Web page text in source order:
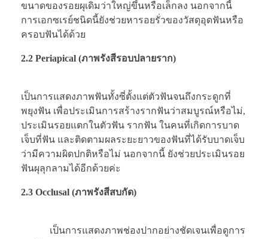
ขนาดของรอยผุเดิมว่าใหญ่ขึ้นหรือเล็กลง นอกจากนี้
การเอกซเรย์ชนิดนี้ยังช่วยหารอยรั่วของวัสดุอุดฟันหรือ
ครอบฟันได้ด้วย
2.2 Periapical (ภาพรังสีรอบปลายราก)
เป็นการแสดงภาพฟันทั้งซี่ตั้งแต่ตัวฟันจนถึงกระดูกที่
พยุงฟัน เพื่อประเมินการสร้างรากฟันว่าสมบูรณ์หรือไม่,
ประเมินรอยแตกในตัวฟัน รากฟัน ในคนที่เกิดการบาด
เจ็บที่ฟัน และติดตามผลระยะยาวของฟันที่ได้รับบาดเจ็บ
ว่ามีความผิดปกติหรือไม่ นอกจากนี้ ยังช่วยประเมินรอย
ฟันผุลุกลามได้อีกด้วยค่ะ
2.3 Occlusal (ภาพรังสีสบกัด)
เป็นการแสดงภาพช่องปากอย่างชัดเจนเพื่อดูการ